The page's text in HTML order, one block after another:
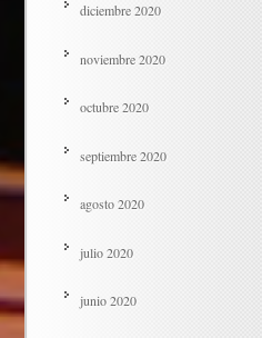
diciembre 2020
noviembre 2020
octubre 2020
septiembre 2020
agosto 2020
julio 2020
junio 2020